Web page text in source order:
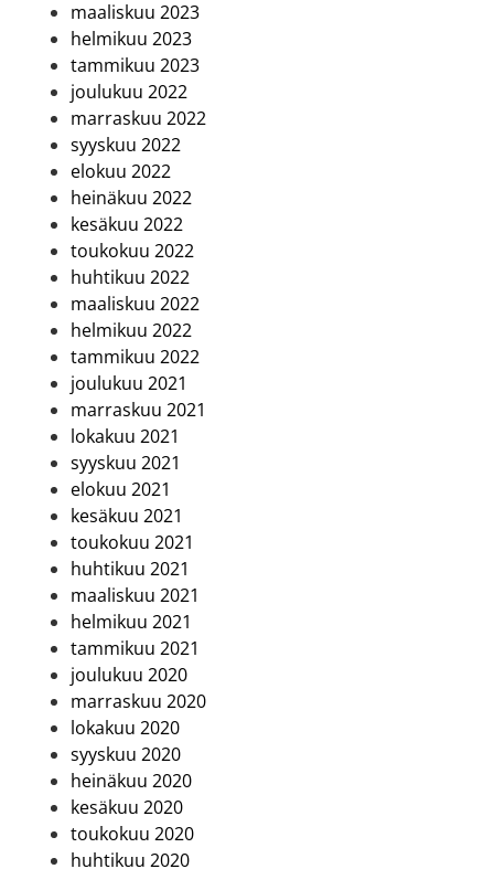
maaliskuu 2023
helmikuu 2023
tammikuu 2023
joulukuu 2022
marraskuu 2022
syyskuu 2022
elokuu 2022
heinäkuu 2022
kesäkuu 2022
toukokuu 2022
huhtikuu 2022
maaliskuu 2022
helmikuu 2022
tammikuu 2022
joulukuu 2021
marraskuu 2021
lokakuu 2021
syyskuu 2021
elokuu 2021
kesäkuu 2021
toukokuu 2021
huhtikuu 2021
maaliskuu 2021
helmikuu 2021
tammikuu 2021
joulukuu 2020
marraskuu 2020
lokakuu 2020
syyskuu 2020
heinäkuu 2020
kesäkuu 2020
toukokuu 2020
huhtikuu 2020